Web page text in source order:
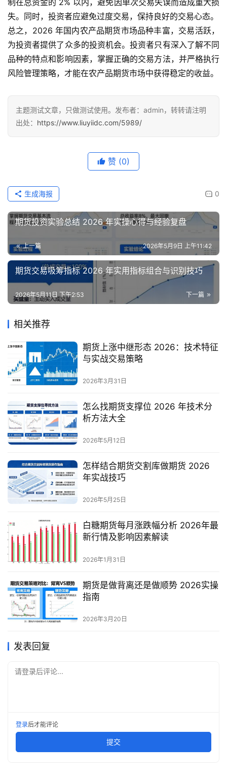
失。同时，投资者应避免过度交易，保持良好的交易心态。
总之，2026 年国内农产品期货市场品种丰富，交易活跃，
为投资者提供了众多的投资机会。投资者只有深入了解不同
品种的特点和影响因素，掌握正确的交易方法，并严格执行
风险管理策略，才能在农产品期货市场中获得稳定的收益。
主题测试文章，只做测试使用。发布者：admin，转转请注明
出处： https://www.liuyiidc.com/5989/
赞 (0)
0
生成海报
期货投资实验总结 2026 年实操心得与经验复盘
上一篇 2026年5月9日 上午11:42
期货交易吸筹指标 2026 年实用指标组合与识别技巧
下一篇
2026年5月11日 下午2:53
相关推荐
期货上涨中继形态 2026：技术特征
与实战交易策略
2026年3月31日
怎么找期货支撑位 2026 年技术分
析方法大全
2026年5月12日
怎样结合期货交割库做期货 2026
年实战技巧
2026年5月25日
白糖期货每月涨跌幅分析 2026年最
新行情及影响因素解读
2026年1月31日
期货是做背离还是做顺势 2026实操
指南
2026年3月20日
发表回复
请登录后评论...
登录后才能评论
提交